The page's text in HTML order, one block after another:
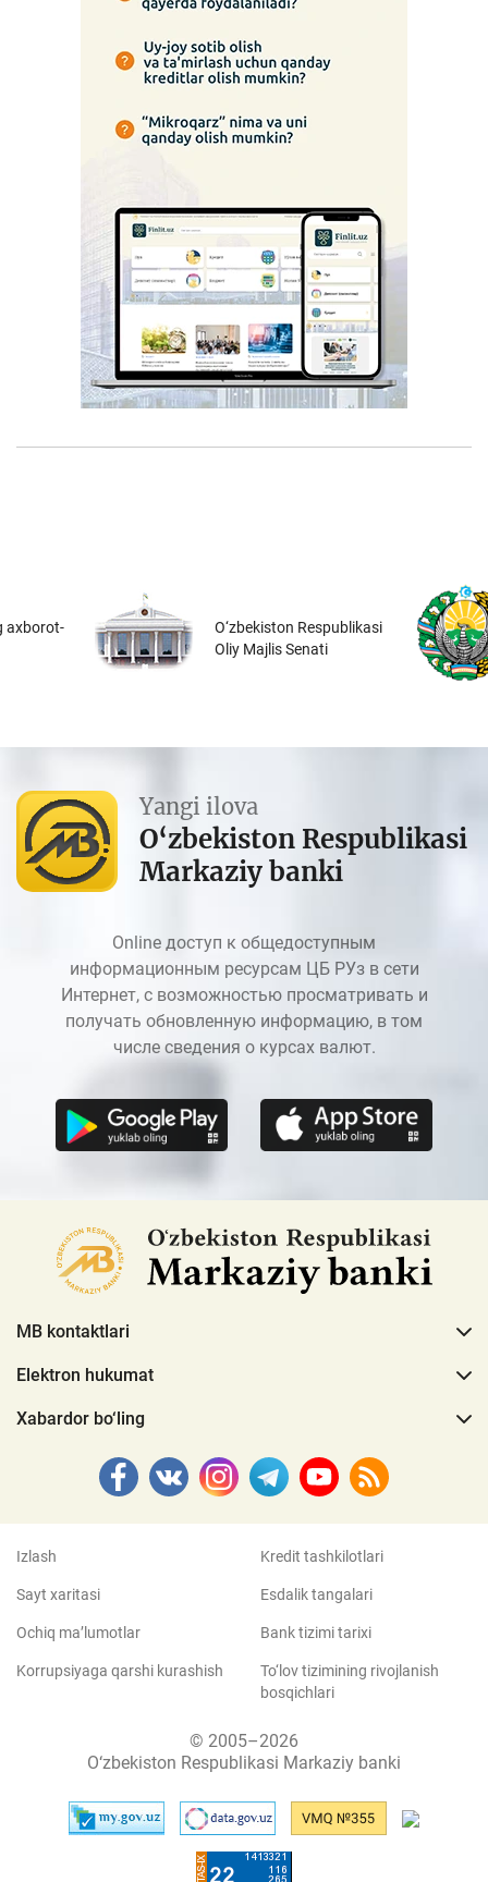
axborot-
O‘zbekiston Respublikasi
Oliy Majlis Senati
Yangi ilova
O‘zbekiston Respublikasi
Markaziy banki
Online доступ к общедоступным
информационным ресурсам ЦБ РУз в сети
Интернет, с возможностью просматривать и
получать обновленную информацию, в том
числе сведения о курсах валют.
MB kontaktlari
Elektron hukumat
Xabardor bo‘ling
Izlash
Sayt xaritasi
Ochiq ma’lumotlar
Korrupsiyaga qarshi kurashish
Kredit tashkilotlari
Esdalik tangalari
Bank tizimi tarixi
To‘lov tizimining rivojlanish
bosqichlari
© 2005–2026
O‘zbekiston Respublikasi Markaziy banki